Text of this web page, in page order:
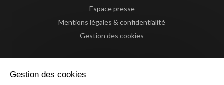
Espace presse
Mentions légales & confidentialité
Gestion des cookies
Gestion des cookies